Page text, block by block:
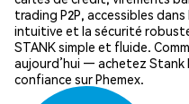
trading P2P, accessibles
intuitive et la sécurité
STANK simple et fluide.
aujourd’hui — achetez
confiance sur Phemex.